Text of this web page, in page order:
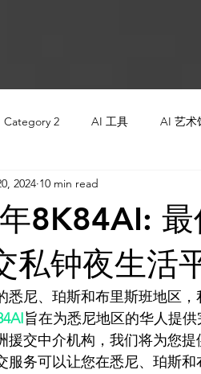
Category 2 AI 工具 AI 艺术
AI Tool AI 工具
AI 工具 AI 艺术馆 教程
8K84AI: 最
私钟夜生活
2024 10 min read
悉尼、珀斯和布里斯班地区
旨在为悉尼地区的华人提
援交中介机构，我们将为您
服务可以让您在悉尼、珀斯